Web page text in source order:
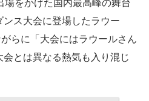
をかけた国内最高峰の舞台
ス大会に登場したラウー
らに「大会にはラウールさん
とは異なる熱気も入り混じ